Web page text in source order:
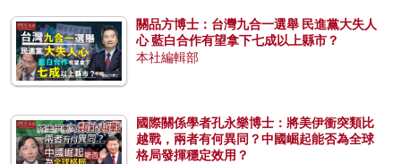
關品方博士：台灣九合一選舉 民進黨大失人
心 藍白合作有望拿下七成以上縣市？
本社編輯部
國際關係學者孔永樂博士：將美伊衝突類比
越戰，兩者有何異同？中國崛起能否為全球
格局發揮穩定效用？